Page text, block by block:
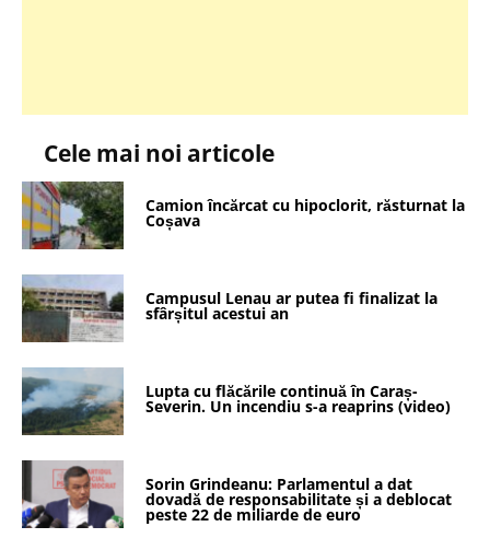
Cele mai noi articole
Camion încărcat cu hipoclorit, răsturnat la
Coșava
Campusul Lenau ar putea fi finalizat la
sfârșitul acestui an
Lupta cu flăcările continuă în Caraș-
Severin. Un incendiu s-a reaprins (video)
Sorin Grindeanu: Parlamentul a dat
dovadă de responsabilitate și a deblocat
peste 22 de miliarde de euro